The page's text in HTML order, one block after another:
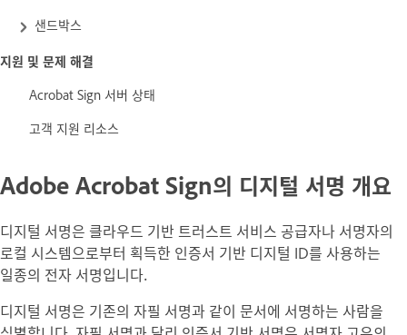
샌드박스
지원 및 문제 해결
Acrobat Sign 서버 상태
고객 지원 리소스
Adobe Acrobat Sign의 디지털 서명 개요
디지털 서명은 클라우드 기반 트러스트 서비스 공급자나 서명자의
로컬 시스템으로부터 획득한 인증서 기반 디지털 ID를 사용하는
일종의 전자 서명입니다.
디지털 서명은 기존의 자필 서명과 같이 문서에 서명하는 사람을